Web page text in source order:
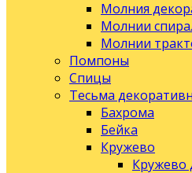
Молния
Молнии
Молнии
Помпоны
Спицы
Тесьма
Бахрома
Бейка
Кружево
Кружево